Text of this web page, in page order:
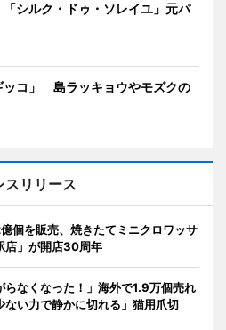
シルク・ドゥ・ソレイユ」元パ
ッコ」 島ラッキョウやモズクの
スリリース
個を販売、焼きたてミニクロワッサ
店」が開店30周年
らなくなった！」海外で1.9万個売れ
い力で静かに切れる」猫用爪切